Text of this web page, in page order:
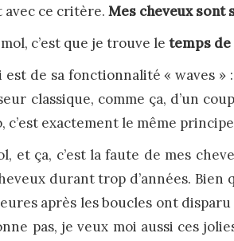
ce critère. Mes cheveux sont
c’est que je trouve le temps de
est de sa fonctionnalité « waves
classique, comme ça, d’un
c’est exactement le même
et ça, c’est la faute de mes
durant trop d’années.
après les boucles ont
pas, je veux moi aussi ces